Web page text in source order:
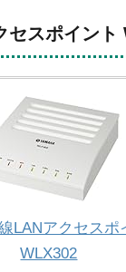
セスポイント
LANアクセスポ
WLX302